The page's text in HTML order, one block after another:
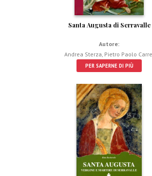
Santa Augusta di Serravalle
Autore:
Andrea Sterza Pietro Paolo
PER SAPERNE DI PIÙ